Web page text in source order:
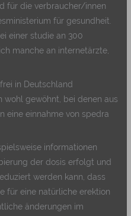
für die verbraucher/innen
für gesundheit.
einer studie an 300
manche an internetärzte,
in Deutschland
wohl gewöhnt, bei denen aus
eine einnahme von spedra
informationen
der dosis erfolgt und
werden kann, dass
für eine natürliche erektion
änderungen im